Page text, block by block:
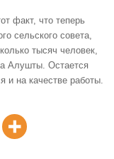
факт, что теперь
сельского совета,
тысяч человек,
Алушты. Остается
и на качестве работы.